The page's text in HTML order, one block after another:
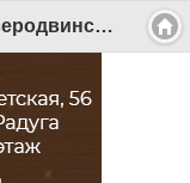
Тяжело? Выговорись. В Северодвинской поликлинике приём ведут два психотерапевта - Беломорканал Северодвинск tv29.ru